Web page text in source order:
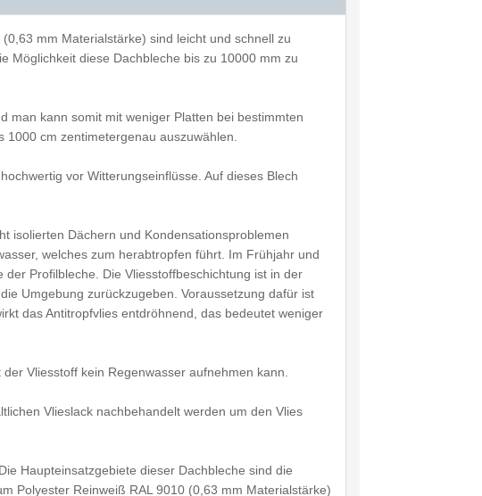
mm Materialstärke) sind leicht und schnell zu
Möglichkeit diese Dachbleche bis zu 10000 mm zu
man kann somit mit weniger Platten bei bestimmten
cm zentimetergenau auszuwählen.
vor Witterungseinflüsse. Auf dieses Blech
isolierten Dächern und Kondensationsproblemen
welches zum herabtropfen führt. Im Frühjahr und
Profilbleche. Die Vliesstoffbeschichtung ist in der
Umgebung zurückzugeben. Voraussetzung dafür ist
das Antitropfvlies entdröhnend, das bedeutet weniger
Vliesstoff kein Regenwasser aufnehmen kann.
Vlieslack nachbehandelt werden um den Vlies
Haupteinsatzgebiete dieser Dachbleche sind die
Polyester Reinweiß RAL 9010 (0,63 mm Materialstärke)